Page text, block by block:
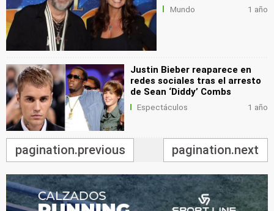
Mundo 1 año
Justin Bieber reaparece en
redes sociales tras el arresto
de Sean ‘Diddy’ Combs
Espectáculos 1 año
pagination.previous pagination.next